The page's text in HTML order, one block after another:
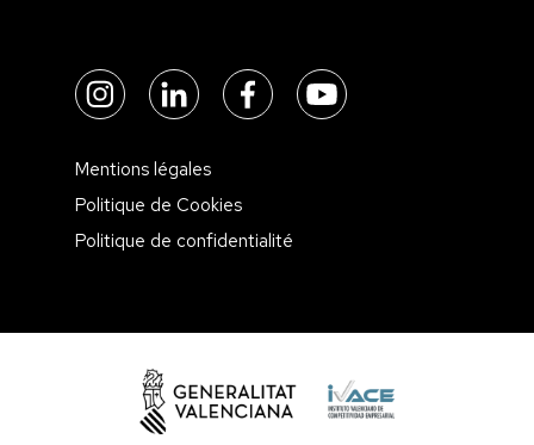
Mentions légales
Politique de Cookies
Politique de confidentialité